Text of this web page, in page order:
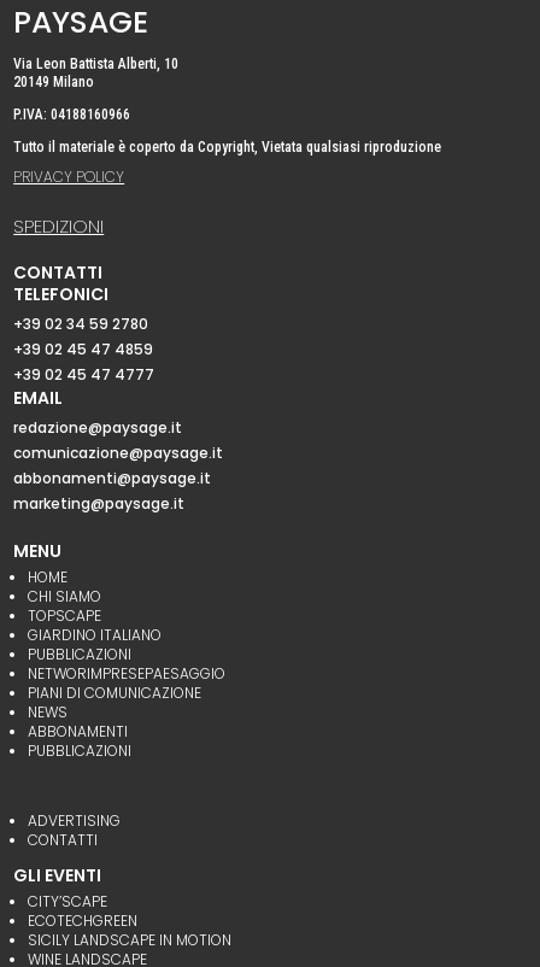
PAYSAGE
Via Leon Battista Alberti, 10
20149 Milano
P.IVA: 04188160966
Tutto il materiale è coperto da Copyright, Vietata qualsiasi riproduzione
PRIVACY POLICY
SPEDIZIONI
CONTATTI
TELEFONICI
+39 02 34 59 2780
+39 02 45 47 4859
+39 02 45 47 4777
EMAIL
redazione@paysage.it
comunicazione@paysage.it
abbonamenti@paysage.it
marketing@paysage.it
MENU
HOME
CHI SIAMO
TOPSCAPE
GIARDINO ITALIANO
PUBBLICAZIONI
NETWORIMPRESEPAESAGGIO
PIANI DI COMUNICAZIONE
NEWS
ABBONAMENTI
PUBBLICAZIONI
ADVERTISING
CONTATTI
GLI EVENTI
CITY’SCAPE
ECOTECHGREEN
SICILY LANDSCAPE IN MOTION
WINE LANDSCAPE